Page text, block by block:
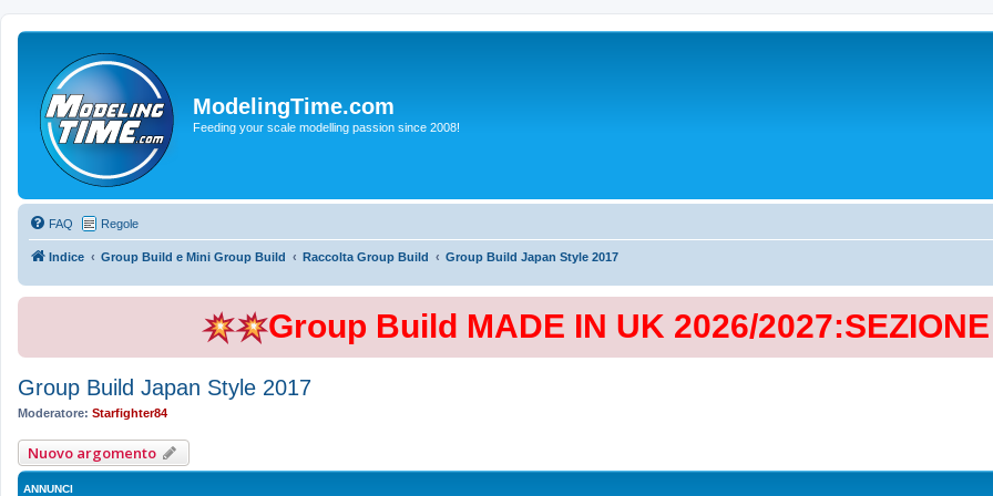
ModelingTime.com
Feeding your scale modelling passion since 2008!
FAQ Regole
Indice Group Build e Mini Group Build Raccolta Group Build Group Build Japan Style 2017
Group Build MADE IN UK 2026/
Group Build Japan Style 2017
Moderatore: Starfighter84
Nuovo argomento
ANNUNCI